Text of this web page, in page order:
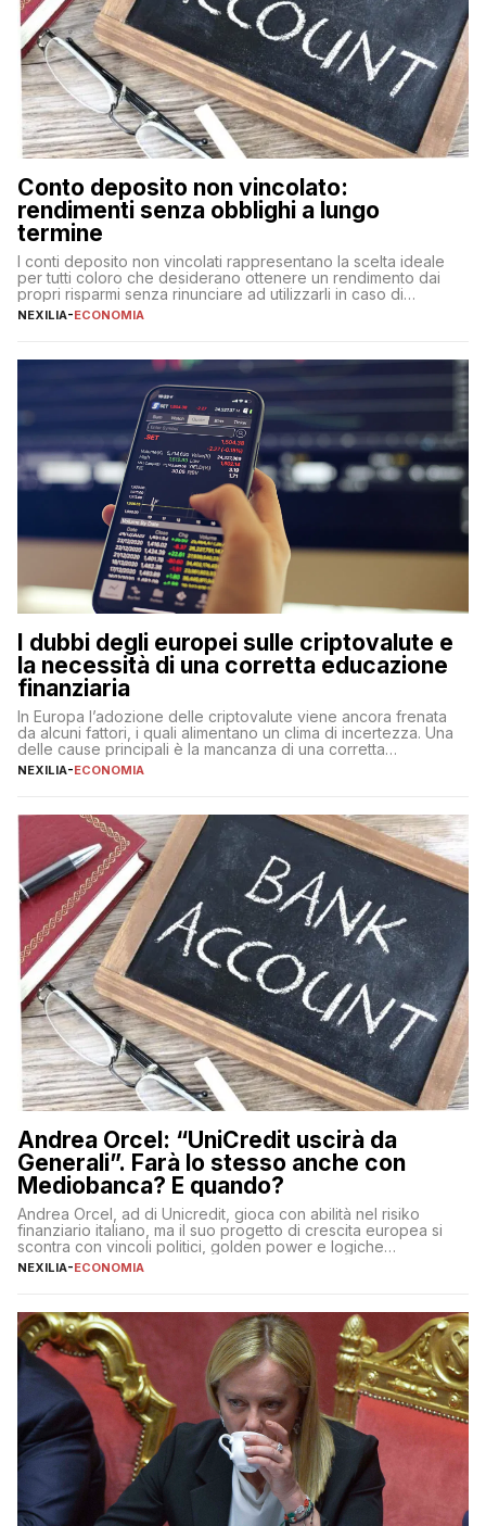
Conto deposito non vincolato:
rendimenti senza obblighi a lungo
termine
I conti deposito non vincolati rappresentano la scelta ideale
per tutti coloro che desiderano ottenere un rendimento dai
propri risparmi senza rinunciare ad utilizzarli in caso di
necessità. A differenza delle forme vincolate tradizionali,
flessibilità e rendimento. Come funzionano […]
NEXILIA-ECONOMIA
I dubbi degli europei sulle criptovalute e
la necessità di una corretta educazione
finanziaria
In Europa l’adozione delle criptovalute viene ancora frenata
da alcuni fattori, i quali alimentano un clima di incertezza. Una
delle cause principali è la mancanza di una corretta
educazione finanziaria, che impedisce ad una larga parte della
sulle criptovalute: […]
NEXILIA-ECONOMIA
Andrea Orcel: “UniCredit uscirà da
Generali”. Farà lo stesso anche con
Mediobanca? E quando?
Andrea Orcel, ad di Unicredit, gioca con abilità nel risiko
finanziario italiano, ma il suo progetto di crescita europea si
scontra con vincoli politici, golden power e logiche
protezionistiche. Orcel e la mossa su Generali Andrea Orcel,
NEXILIA-ECONOMIA